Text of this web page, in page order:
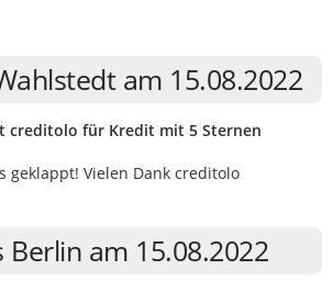
am 15.08.2022
creditolo für Kredit mit 5 Sternen
geklappt! Vielen Dank creditolo
Berlin am 15.08.2022